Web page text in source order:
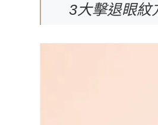
3大擊退眼紋